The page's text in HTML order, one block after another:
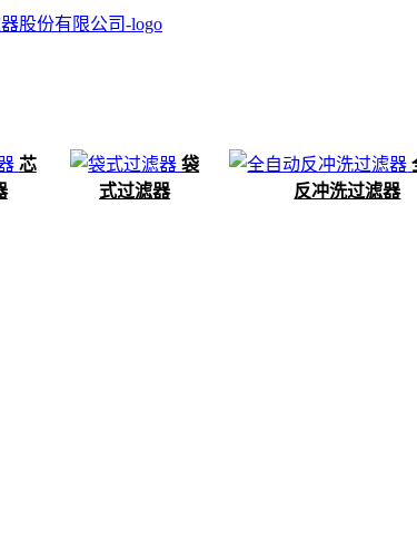
芯
袋
式过滤器
反冲洗过滤器